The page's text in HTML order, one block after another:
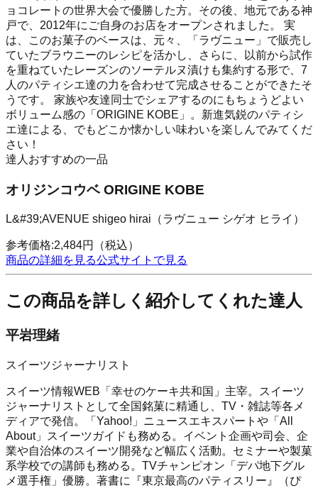
ョコレートの世界大会で優勝した方。その後、地元である神
戸で、2012年にご自身のお店をオープンされました。 実
は、このお菓子のベースは、元々、「ラヴニュー」で販売し
ていたブラウニーのレシピを活かし、さらに、以前から試作
を重ねていたレーズンのソーテルヌ漬けも集約する形で、7
人のパティシエ達の力を合わせて完成させることができたそ
うです。 家族や友達同士でシェアするのにもちょうどよい
ボリューム感の「ORIGINE KOBE」。新進気鋭のパティシ
エ達による、でもどこか懐かしい味わいを楽しんでみてくだ
さい！
達人おすすめの一品
オリジンコウベ ORIGINE KOBE
L&#39;AVENUE shigeo hirai（ラヴニュー シゲオ ヒライ）
参考価格:2,484円
（税込）
商品の詳細を見る公式サイトで見る
この商品を詳しく紹介してくれた達人
平岩理緒
スイーツジャーナリスト
スイーツ情報WEB「幸せのケーキ共和国」主宰。スイーツ
ジャーナリストとして全国銘菓に精通し、TV・雑誌等各メ
ディアで発信。「Yahoo!」ニュースエキスパートや「All
About」スイーツガイドも務める。イベント企画や司会、企
業や自治体のスイーツ開発など幅広く活動。セミナーや製菓
系学校での講師も務める。TVチャンピオン「デパ地下グル
メ選手権」優勝。著書に『東京最高のパティスリー』（ぴ